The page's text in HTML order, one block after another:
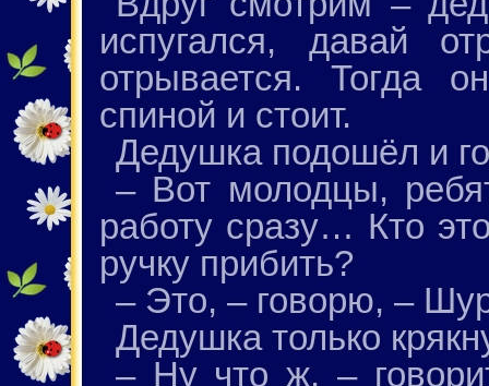
испугался, давай
отрывается. Тогда
спиной и стоит.
Дедушка подошёл и
– Вот молодцы,
работу сразу… Кто
ручку прибить?
– Это, – говорю, –
Дедушка только
– Ну что ж, –